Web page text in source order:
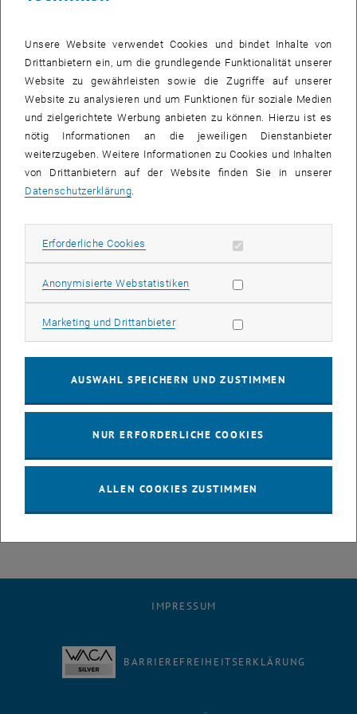
Cover #21
sofort hier zur Verfügung:
Redaktionssitzung im März teilnehmen möchten oder
Themenvorschläge, Bildmaterial und Feedback für uns haben,
<link>freihaus@tuwien.ac.at. Vielen Dank!
IMPRESSUM
BARRIEREFREIHEITSERKLÄRUNG
Unsere Website verwendet Cookies und bindet Inhalte von
Drittanbietern ein, um die grundlegende Funktionalität unserer
Website zu gewährleisten sowie die Zugriffe auf unserer
Website zu analysieren und um Funktionen für soziale Medien
und zielgerichtete Werbung anbieten zu können. Hierzu ist es
nötig Informationen an die jeweiligen Dienstanbieter
weiterzugeben. Weitere Informationen zu Cookies und Inhalten
von Drittanbietern auf der Website finden Sie in unserer
Datenschutzerklärung
Erforderliche Cookies Erforderliche Cookies zulassen
Anonymisierte WebstatistikenStatistik Cookies zulassen
Marketing und DrittanbieterMarketing Cookies zulassen
AUSWAHL SPEICHERN UND ZUSTIMMEN
NUR ERFORDERLICHE COOKIES
ALLEN COOKIES ZUSTIMMEN